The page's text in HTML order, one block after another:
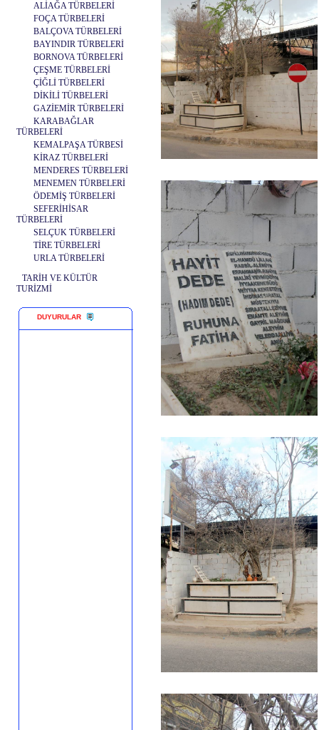
ALİAĞA TÜRBELERİ
FOÇA TÜRBELERİ
BALÇOVA TÜRBELERİ
BAYINDIR TÜRBELERİ
BORNOVA TÜRBELERİ
ÇEŞME TÜRBELERİ
ÇİĞLİ TÜRBELERİ
DİKİLİ TÜRBELERİ
GAZİEMİR TÜRBELERİ
KARABAĞLAR
TÜRBELERİ
KEMALPAŞA TÜRBESİ
KİRAZ TÜRBELERİ
MENDERES TÜRBELERİ
MENEMEN TÜRBELERİ
ÖDEMİŞ TÜRBELERİ
SEFERİHİSAR
TÜRBELERİ
SELÇUK TÜRBELERİ
TİRE TÜRBELERİ
URLA TÜRBELERİ
TARİH VE KÜLTÜR
TURİZMİ
DUYURULAR